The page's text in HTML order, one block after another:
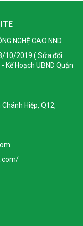
NGHỆ CAO NND
10/2019 ( Sửa đổi
Hoạch UBND Quận
Hiệp, Q12,